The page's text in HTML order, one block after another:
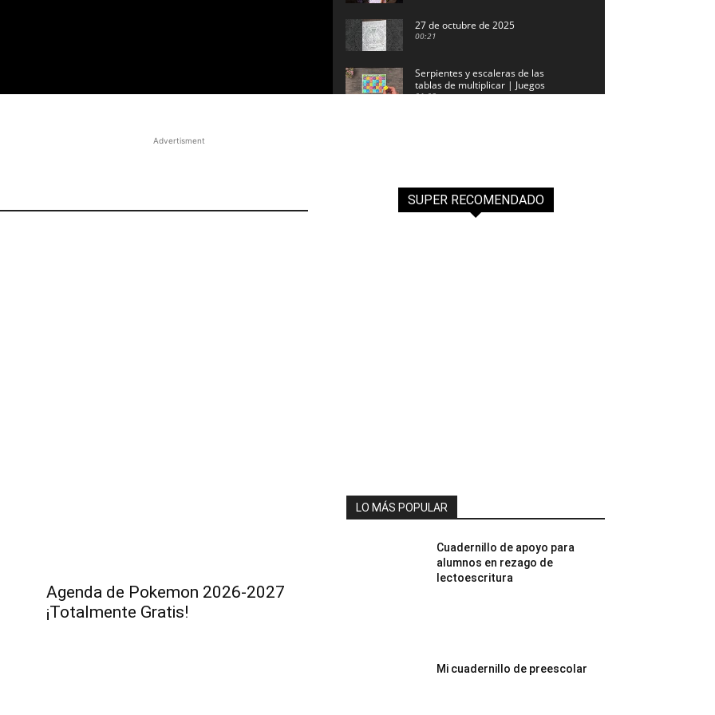
27 de octubre de 2025
00:21
Serpientes y escaleras de las
tablas de multiplicar | Juegos
01:03
Bitácora de incidencias escolares
Advertisment
Agenda de Pokemon 2026-2027
¡Totalmente Gratis!
SUPER RECOMENDADO
LO MÁS POPULAR
Cuadernillo de apoyo para
alumnos en rezago de
lectoescritura
Mi cuadernillo de preescolar